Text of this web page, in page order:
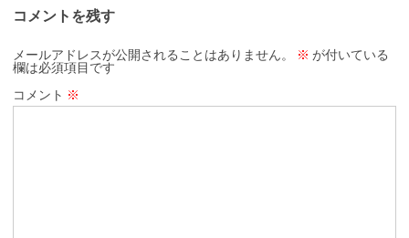
コメントを残す
メールアドレスが公開されることはありません。 ※ が付いている
欄は必須項目です
コメント ※